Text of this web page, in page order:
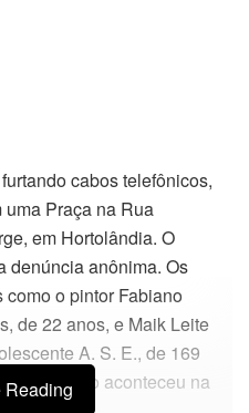
cabos telefônicos,
Praça na Rua
em Hortolândia. O
denúncia anônima. Os
o pintor Fabiano
de 22 anos, e Maik Leite
A. S. E., de 169
O caso aconteceu na